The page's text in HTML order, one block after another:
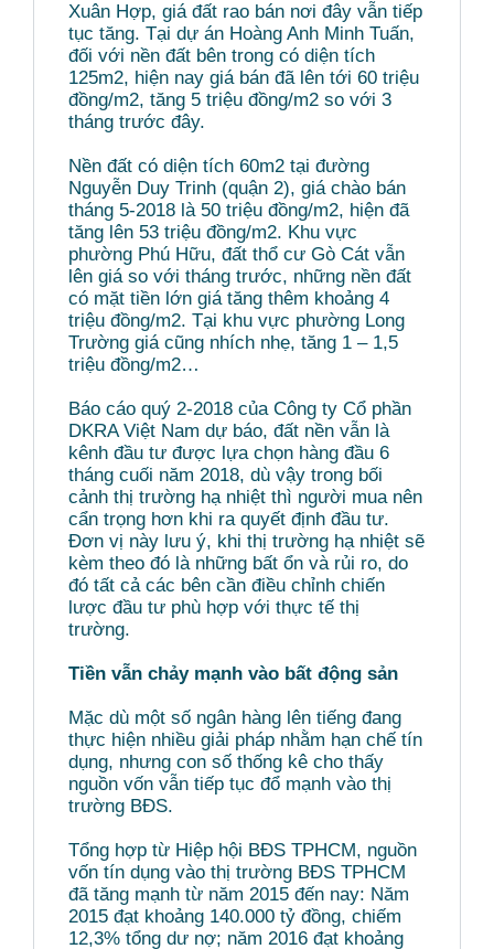
Xuân Hợp, giá đất rao bán nơi đây vẫn tiếp
tục tăng. Tại dự án Hoàng Anh Minh Tuấn,
đối với nền đất bên trong có diện tích
125m2, hiện nay giá bán đã lên tới 60 triệu
đồng/m2, tăng 5 triệu đồng/m2 so với 3
tháng trước đây.
Nền đất có diện tích 60m2 tại đường
Nguyễn Duy Trinh (quận 2), giá chào bán
tháng 5-2018 là 50 triệu đồng/m2, hiện đã
tăng lên 53 triệu đồng/m2. Khu vực
phường Phú Hữu, đất thổ cư Gò Cát vẫn
lên giá so với tháng trước, những nền đất
có mặt tiền lớn giá tăng thêm khoảng 4
triệu đồng/m2. Tại khu vực phường Long
Trường giá cũng nhích nhẹ, tăng 1 – 1,5
triệu đồng/m2…
Báo cáo quý 2-2018 của Công ty Cổ phần
DKRA Việt Nam dự báo, đất nền vẫn là
kênh đầu tư được lựa chọn hàng đầu 6
tháng cuối năm 2018, dù vậy trong bối
cảnh thị trường hạ nhiệt thì người mua nên
cẩn trọng hơn khi ra quyết định đầu tư.
Đơn vị này lưu ý, khi thị trường hạ nhiệt sẽ
kèm theo đó là những bất ổn và rủi ro, do
đó tất cả các bên cần điều chỉnh chiến
lược đầu tư phù hợp với thực tế thị
trường.
Tiền vẫn chảy mạnh vào bất động sản
Mặc dù một số ngân hàng lên tiếng đang
thực hiện nhiều giải pháp nhằm hạn chế tín
dụng, nhưng con số thống kê cho thấy
nguồn vốn vẫn tiếp tục đổ mạnh vào thị
trường BĐS.
Tổng hợp từ Hiệp hội BĐS TPHCM, nguồn
vốn tín dụng vào thị trường BĐS TPHCM
đã tăng mạnh từ năm 2015 đến nay: Năm
2015 đạt khoảng 140.000 tỷ đồng, chiếm
12,3% tổng dư nợ; năm 2016 đạt khoảng